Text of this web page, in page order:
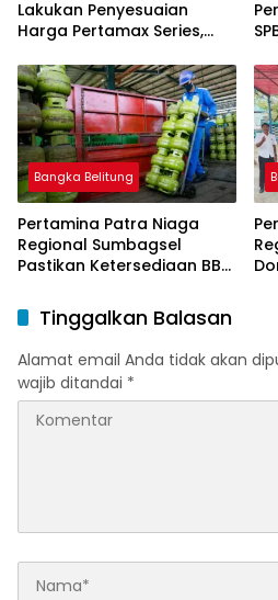
Lakukan Penyesuaian
Harga Pertamax Series,
Subsidi Tetap
Bangka Belitung
Pertamina Patra Niaga
Regional Sumbagsel
Pastikan Ketersediaan BBM
Ramadan dan Menjelang
Idulfitri
Tinggalkan Balasan
Alamat email Anda tidak akan
wajib ditandai *